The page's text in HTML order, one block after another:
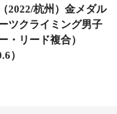
2022/杭州）金メダル
ツクライミング男子
・リード複合）
）